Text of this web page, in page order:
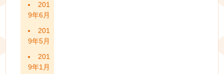
201
9年6月
201
9年5月
201
9年1月